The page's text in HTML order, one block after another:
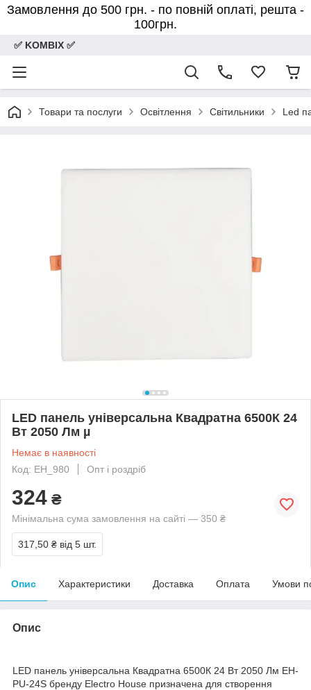
Замовлення до 500 грн. - по повній оплаті, решта -
100грн.
✅ KOMBIX ✅
Товари та послуги Освітлення Світильники Led
LED панель універсальна Квадратна 6500К 24
Вт 2050 Лм µ
Немає в наявності
Код: EH_980
Опт і роздріб
324 ₴
Мінімальна сума замовлення на сайті — 350 ₴
317,50 ₴ від 5 шт.
Опис Характеристики Доставка Оплата Умови
Опис
LED панель універсальна Квадратна 6500К 24 Вт 2050 Лм EH-
PU-24S бренду Electro House призначена для створення